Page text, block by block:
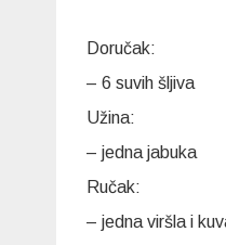
Doručak:
– 6 suvih šljiva
Užina:
– jedna jabuka
Ručak:
– jedna viršla i